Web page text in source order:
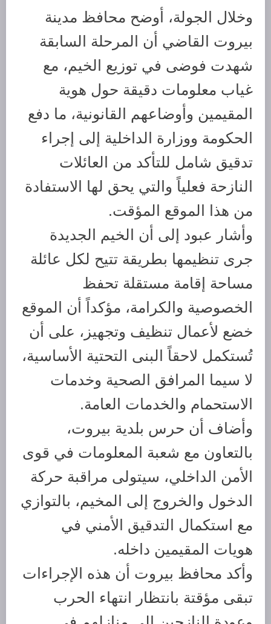
وخلال الجولة، أوضح محافظ مدينة
بيروت القاضي أن المرحلة السابقة
شهدت فوضى في توزيع الخيم، مع
غياب معلومات دقيقة حول هوية
المقيمين وأوضاعهم القانونية، ما دفع
الحكومة ووزارة الداخلية إلى إجراء
تدقيق شامل للتأكد من العائلات
النازحة فعلياً والتي يحق لها الاستفادة
من هذا الموقع المؤقت.
وأشار عبود إلى أن الخيم الجديدة
جرى تنظيمها بطريقة تتيح لكل عائلة
مساحة إقامة مستقلة تحفظ
الخصوصية والكرامة، مؤكداً أن الموقع
خضع لأعمال تنظيف وتجهيز، على أن
تُستكمل لاحقاً البنى التحتية الأساسية،
لا سيما المرافق الصحية وخدمات
الاستحمام والخدمات العامة.
وأضاف أن حرس بلدية بيروت،
بالتعاون مع شعبة المعلومات في قوى
الأمن الداخلي، سيتولى مراقبة حركة
الدخول والخروج إلى المخيم، بالتوازي
مع استكمال التدقيق الأمني في
هويات المقيمين داخله.
وأكد محافظ بيروت أن هذه الإجراءات
تبقى مؤقتة بانتظار انتهاء الحرب